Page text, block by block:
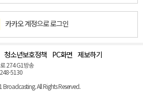
카카오 계정으로 로그인
청소년보호정책 PC화면 제보하기
274 G1방송
5130
All Rights Reserved.